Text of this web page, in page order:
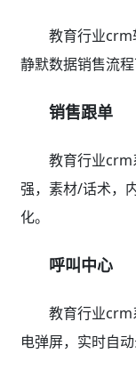
教育行业crm
静默数据销售流
销售跟单
教育行业crm
强，素材/话术，
化。
呼叫中心
教育行业crm
电弹屏，实时自